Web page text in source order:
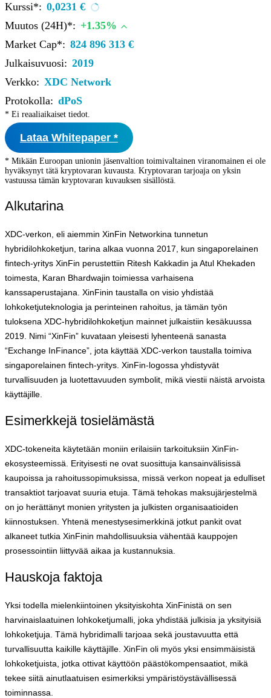
Kurssi*: 0,0231 €
Muutos (24H)*: +1.35%
Market Cap*: 824 896 313 €
Julkaisuvuosi: 2019
Verkko: XDC Network
Protokolla: dPoS
* Ei reaaliaikaiset tiedot.
Lataa Whitepaper *
* Mikään Euroopan unionin jäsenvaltion toimivaltainen viranomainen ei ole
hyväksynyt tätä kryptovaran kuvausta. Kryptovaran tarjoaja on yksin
vastuussa tämän kryptovaran kuvauksen sisällöstä.
Alkutarina
XDC-verkon, eli aiemmin XinFin Networkina tunnetun
hybridilohkoketjun, tarina alkaa vuonna 2017, kun singaporelainen
fintech-yritys XinFin perustettiin Ritesh Kakkadin ja Atul Khekaden
toimesta, Karan Bhardwajin toimiessa varhaisena
kanssaperustajana. XinFinin taustalla on visio yhdistää
lohkoketjuteknologia ja perinteinen rahoitus, ja tämän työn
tuloksena XDC-hybridilohkoketjun mainnet julkaistiin kesäkuussa
2019. Nimi “XinFin” kuvataan yleisesti lyhenteenä sanasta
“Exchange InFinance”, jota käyttää XDC-verkon taustalla toimiva
singaporelainen fintech-yritys. XinFin-logossa yhdistyvät
turvallisuuden ja luotettavuuden symbolit, mikä viestii näistä arvoista
käyttäjille.
Esimerkkejä tosielämästä
XDC-tokeneita käytetään moniin erilaisiin tarkoituksiin XinFin-
ekosysteemissä. Erityisesti ne ovat suosittuja kansainvälisissä
kaupoissa ja rahoitussopimuksissa, missä verkon nopeat ja edulliset
transaktiot tarjoavat suuria etuja. Tämä tehokas maksujärjestelmä
on jo herättänyt monien yritysten ja julkisten organisaatioiden
kiinnostuksen. Yhtenä menestysesimerkkinä jotkut pankit ovat
alkaneet tutkia XinFinin mahdollisuuksia vähentää kauppojen
prosessointiin liittyvää aikaa ja kustannuksia.
Hauskoja faktoja
Yksi todella mielenkiintoinen yksityiskohta XinFinistä on sen
harvinaislaatuinen lohkoketjumalli, joka yhdistää julkisia ja yksityisiä
lohkoketjuja. Tämä hybridimalli tarjoaa sekä joustavuutta että
turvallisuutta kaikille käyttäjille. XinFin oli myös yksi ensimmäisistä
lohkoketjuista, jotka ottivat käyttöön päästökompensaatiot, mikä
tekee siitä ainutlaatuisen esimerkiksi ympäristöystävällisessä
toiminnassa.